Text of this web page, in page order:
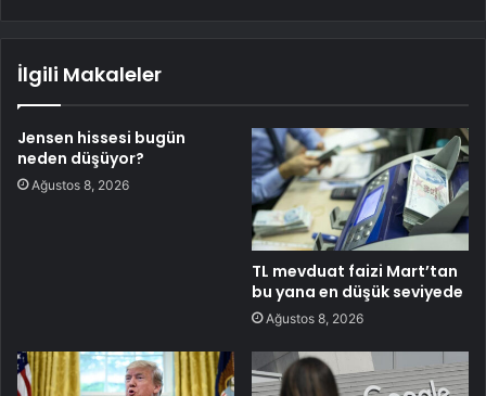
İlgili Makaleler
Jensen hissesi bugün
neden düşüyor?
Ağustos 8, 2026
TL mevduat faizi Mart’tan
bu yana en düşük seviyede
Ağustos 8, 2026